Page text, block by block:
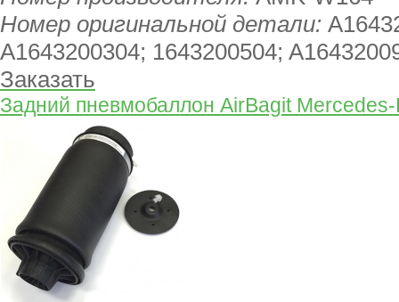
Номер оригинальной детали:
A1643200304; 1643200504;
Заказать
Задний пневмобаллон AirBagit